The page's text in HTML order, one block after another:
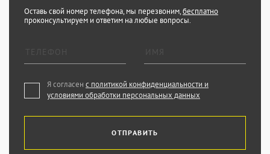
Оставь свой номер телефона, мы перезвоним,бесплатно
проконсультируем и ответим на любые вопросы.
Я согласен с политикой конфиденциальности и
условиями обработки персональных данных
ОТПРАВИТЬ